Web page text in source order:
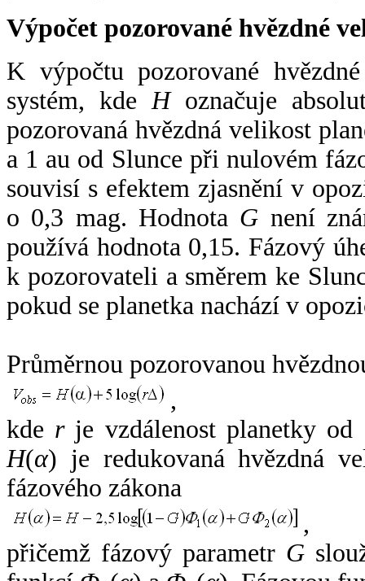
Výpočet pozorované hvězdné
K výpočtu pozorované
systém, kde Hoznačuje
pozorovaná hvězdná velikost
a 1 au od Slunce při nulovém
souvisí s efektem zjasnění v
o 0,3 mag. Hodnota G není
používá hodnota 0,15. Fázový
k pozorovateli a směrem ke
pokud se planetka nachází v
Průměrnou pozorovanou
,
kde rje vzdálenost planetky od
H(α) je redukovaná hvězdná
fázového zákona
,
přičemž fázový parametr G